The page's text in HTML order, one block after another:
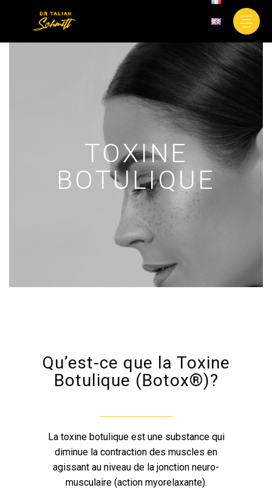
TOXINE
BOTULIQUE
Qu’est-ce que la Toxine
Botulique (Botox®)?
La toxine botulique est une substance qui
diminue la contraction des muscles en
agissant au niveau de la jonction neuro-
musculaire (action myorelaxante).